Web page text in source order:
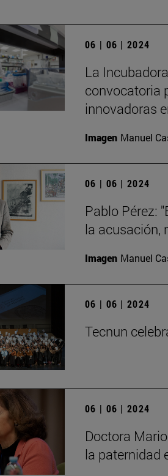
06 | 06 | 2024
La
convocatoria
innovadoras
Imagen Manuel
06 | 06 | 2024
Pablo Pérez:
la acusación,
Imagen Manuel
06 | 06 | 2024
Tecnun
06 | 06 | 2024
Doctora
la paternidad